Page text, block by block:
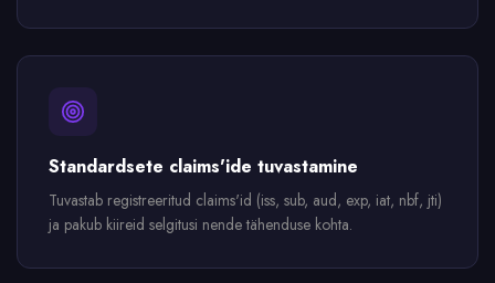
Standardsete claims'ide tuvastamine
Tuvastab registreeritud claims'id (iss, sub, aud, exp, iat, nbf, jti)
ja pakub kiireid selgitusi nende tähenduse kohta.